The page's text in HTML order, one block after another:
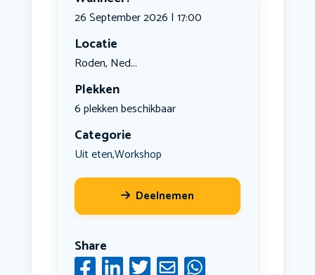
26 September 2026 | 17:00
Locatie
Roden, Ned...
Plekken
6 plekken beschikbaar
Categorie
Uit eten,Workshop
Deelnemen
Share